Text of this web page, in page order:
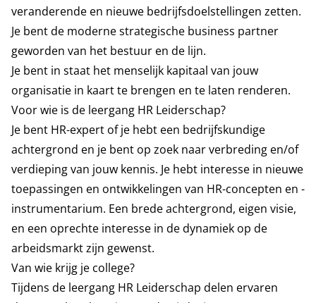
veranderende en nieuwe bedrijfsdoelstellingen zetten.
Je bent de moderne strategische business partner
geworden van het bestuur en de lijn.
Je bent in staat het menselijk kapitaal van jouw
organisatie in kaart te brengen en te laten renderen.
Voor wie is de leergang HR Leiderschap?
Je bent HR-expert of je hebt een bedrijfskundige
achtergrond en je bent op zoek naar verbreding en/of
verdieping van jouw kennis. Je hebt interesse in nieuwe
toepassingen en ontwikkelingen van HR-concepten en -
instrumentarium. Een brede achtergrond, eigen visie,
en een oprechte interesse in de dynamiek op de
arbeidsmarkt zijn gewenst.
Van wie krijg je college?
Tijdens de leergang HR Leiderschap delen ervaren